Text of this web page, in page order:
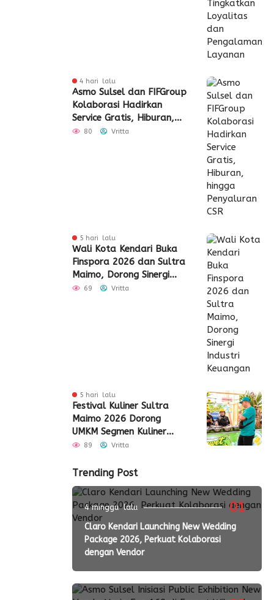
4 hari lalu
Asmo Sulsel dan FIFGroup
Kolaborasi Hadirkan
Service Gratis, Hiburan,
hingga Penyaluran CSR
80 Vritta
5 hari lalu
Wali Kota Kendari Buka
Finspora 2026 dan Sultra
Maimo, Dorong Sinergi
Industri Keuangan
69 Vritta
5 hari lalu
Festival Kuliner Sultra
Maimo 2026 Dorong
UMKM Segmen Kuliner
Perluas Akses Pasar
89 Vritta
Trending Post
01
4 minggu lalu
Claro Kendari Launching New Wedding
Package 2026, Perkuat Kolaborasi
dengan Vendor